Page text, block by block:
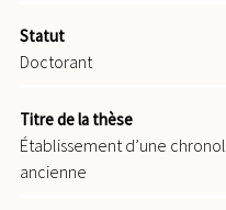
Statut
Doctorant
Titre de la thèse
Établissement d’une
ancienne